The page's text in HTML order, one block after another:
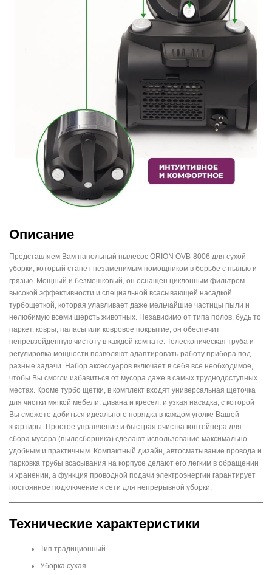
Описание
Представляем Вам напольный пылесос ORION OVB-8006 для сухой
уборки, который станет незаменимым помощником в борьбе с пылью и
грязью. Мощный и безмешковый, он оснащен циклонным фильтром
высокой эффективности и специальной всасывающей насадкой
турбощеткой, которая улавливает даже мельчайшие частицы пыли и
нелюбимую всеми шерсть животных. Независимо от типа полов, будь то
паркет, ковры, паласы или ковровое покрытие, он обеспечит
непревзойденную чистоту в каждой комнате. Телескопическая труба и
регулировка мощности позволяют адаптировать работу прибора под
разные задачи. Набор аксессуаров включает в себя все необходимое,
чтобы Вы смогли избавиться от мусора даже в самых труднодоступных
местах. Кроме турбо щетки, в комплект входят универсальная щеточка
для чистки мягкой мебели, дивана и кресел, и узкая насадка, с которой
Вы сможете добиться идеального порядка в каждом уголке Вашей
квартиры. Простое управление и быстрая очистка контейнера для
сбора мусора (пылесборника) сделают использование максимально
удобным и практичным. Компактный дизайн, автосматывание провода и
парковка трубы всасывания на корпусе делают его легким в обращении
и хранении, а функция проводной подачи электроэнергии гарантирует
постоянное подключение к сети для непрерывной уборки.
Технические характеристики
Тип традиционный
Уборка сухая